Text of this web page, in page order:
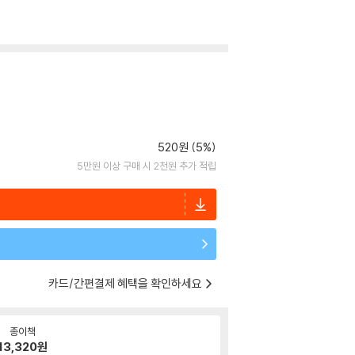
520원 (5%)
5만원 이상 구매 시 2천원 추가 적립
카드/간편결제 혜택을 확인하세요
종이책
원